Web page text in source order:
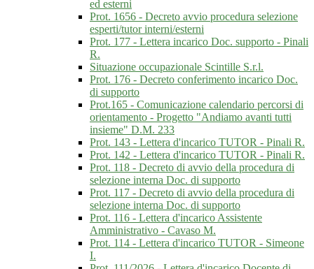
ed esterni
Prot. 1656 - Decreto avvio procedura selezione
esperti/tutor interni/esterni
Prot. 177 - Lettera incarico Doc. supporto - Pinali
R.
Situazione occupazionale Scintille S.r.l.
Prot. 176 - Decreto conferimento incarico Doc.
di supporto
Prot.165 - Comunicazione calendario percorsi di
orientamento - Progetto "Andiamo avanti tutti
insieme" D.M. 233
Prot. 143 - Lettera d'incarico TUTOR - Pinali R.
Prot. 142 - Lettera d'incarico TUTOR - Pinali R.
Prot. 118 - Decreto di avvio della procedura di
selezione interna Doc. di supporto
Prot. 117 - Decreto di avvio della procedura di
selezione interna Doc. di supporto
Prot. 116 - Lettera d'incarico Assistente
Amministrativo - Cavaso M.
Prot. 114 - Lettera d'incarico TUTOR - Simeone
I.